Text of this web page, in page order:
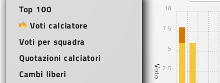
Top 100
Voti calciatore
Voti per squadra
Quotazioni calciatori
Cambi liberi
Voto 2.5
5
7.5
10